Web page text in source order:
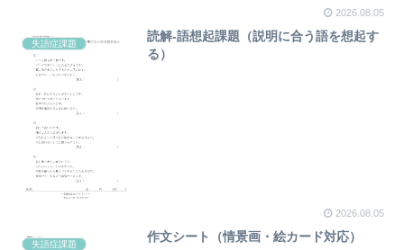
2026.08.05
失語症課題
読解-語想起課題（説明に合う語を想起す
る）
2026.08.05
失語症課題
作文シート（情景画・絵カード対応）